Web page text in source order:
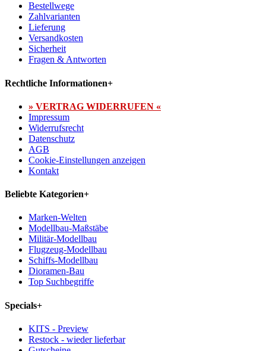
Bestellwege
Zahlvarianten
Lieferung
Versandkosten
Sicherheit
Fragen & Antworten
Rechtliche Informationen+
» VERTRAG WIDERRUFEN «
Impressum
Widerrufsrecht
Datenschutz
AGB
Cookie-Einstellungen anzeigen
Kontakt
Beliebte Kategorien+
Marken-Welten
Modellbau-Maßstäbe
Militär-Modellbau
Flugzeug-Modellbau
Schiffs-Modellbau
Dioramen-Bau
Top Suchbegriffe
Specials+
KITS - Preview
Restock - wieder lieferbar